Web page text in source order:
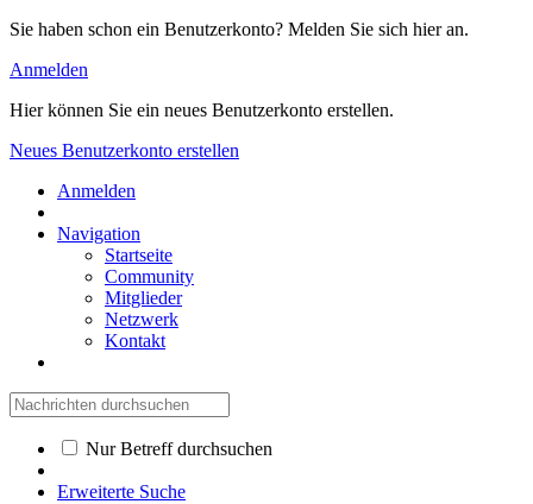
Sie haben schon ein Benutzerkonto? Melden Sie sich hier an.
Anmelden
Hier können Sie ein neues Benutzerkonto erstellen.
Neues Benutzerkonto erstellen
Anmelden
Navigation
Startseite
Community
Mitglieder
Netzwerk
Kontakt
Nur Betreff durchsuchen
Erweiterte Suche